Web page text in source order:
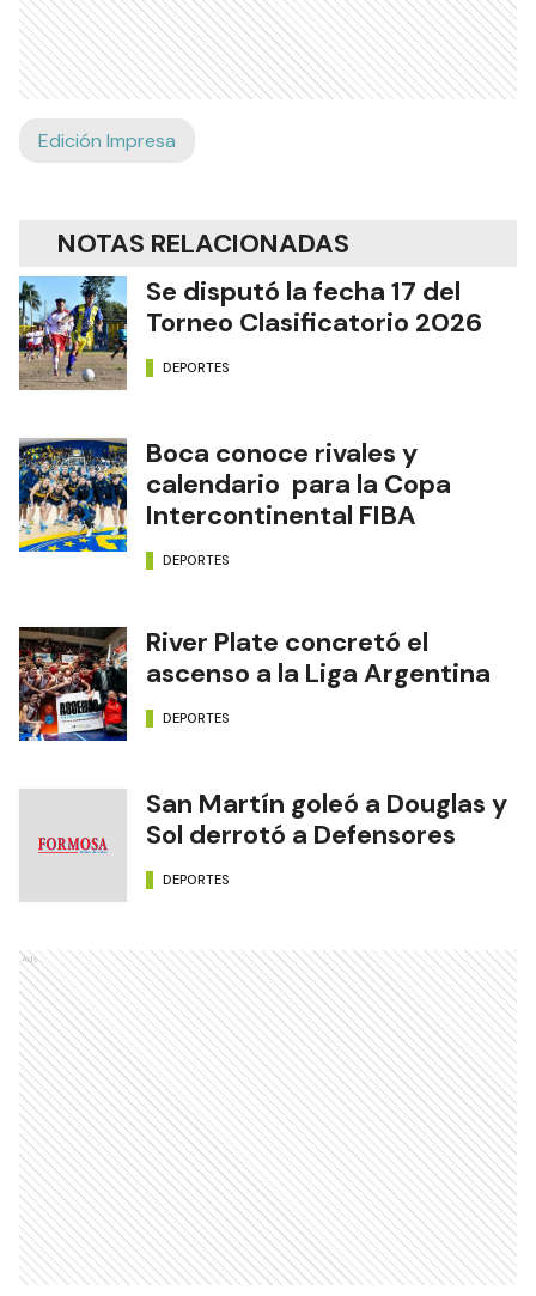
Edición Impresa
NOTAS RELACIONADAS
Se disputó la fecha 17 del
Torneo Clasificatorio 2026
DEPORTES
Boca conoce rivales y
calendario para la Copa
Intercontinental FIBA
DEPORTES
River Plate concretó el
ascenso a la Liga Argentina
DEPORTES
San Martín goleó a Douglas y
Sol derrotó a Defensores
DEPORTES
Ads